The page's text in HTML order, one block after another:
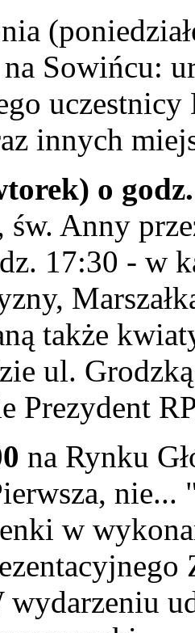
na Sowińcu:
innych
o
św. Anny
17:30 - w
także
ul.
Prezydent
na Rynku
w